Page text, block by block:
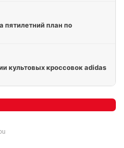
пятилетний план по
культовых кроссовок adidas